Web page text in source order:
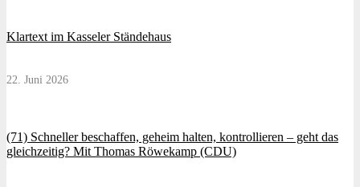
Klartext im Kasseler Ständehaus
22. Juni 2026
(71) Schneller beschaffen, geheim halten, kontrollieren – geht das
gleichzeitig? Mit Thomas Röwekamp (CDU)